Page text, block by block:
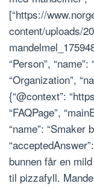
[“https://
content/uploads/
“Person”,
“Organization”,
{“@context”:
“FAQPage”,
“name”: “Smaker
bunnen får en
til pizzafyll.